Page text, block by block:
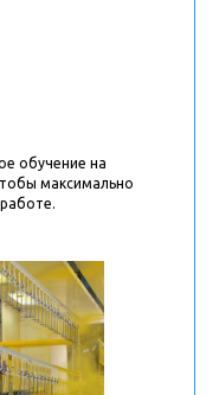
обучение на
максимально